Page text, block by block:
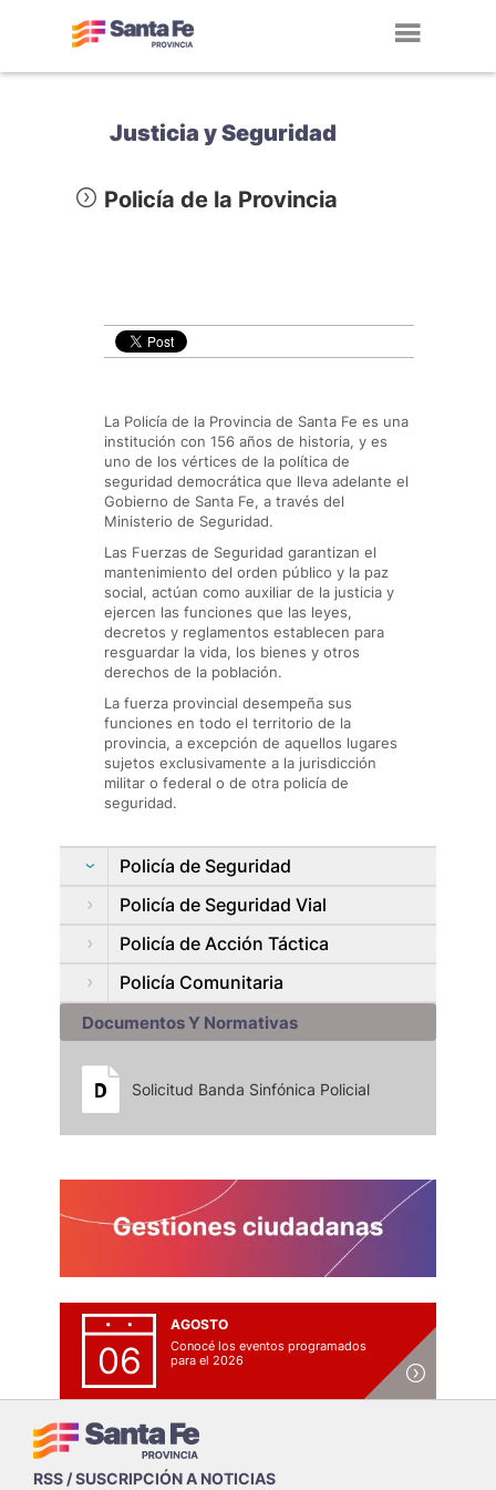
Justicia y Seguridad
Policía de la Provincia
La Policía de la Provincia de Santa Fe es una
institución con 156 años de historia, y es
uno de los vértices de la política de
seguridad democrática que lleva adelante el
Gobierno de Santa Fe, a través del
Ministerio de Seguridad.
Las Fuerzas de Seguridad garantizan el
mantenimiento del orden público y la paz
social, actúan como auxiliar de la justicia y
ejercen las funciones que las leyes,
decretos y reglamentos establecen para
resguardar la vida, los bienes y otros
derechos de la población.
La fuerza provincial desempeña sus
funciones en todo el territorio de la
provincia, a excepción de aquellos lugares
sujetos exclusivamente a la jurisdicción
militar o federal o de otra policía de
seguridad.
Policía de Seguridad
Policía de Seguridad Vial
Policía de Acción Táctica
Policía Comunitaria
Documentos Y Normativas
Solicitud Banda Sinfónica Policial
06
AGOSTO
Conocé los eventos programados
para el 2026
RSS / SUSCRIPCIÓN A NOTICIAS